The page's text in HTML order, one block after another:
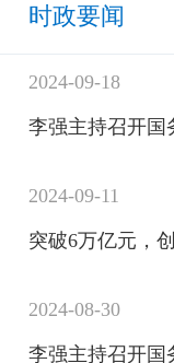
时政要闻
2024-09-18
2024-09-11
突破6万亿元，
2024-08-30